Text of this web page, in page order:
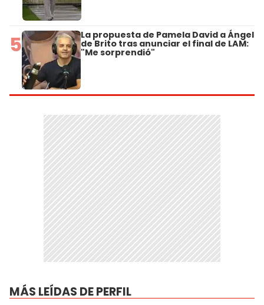
5 La propuesta de Pamela David a Ángel
de Brito tras anunciar el final de LAM:
"Me sorprendió"
MÁS LEÍDAS DE PERFIL